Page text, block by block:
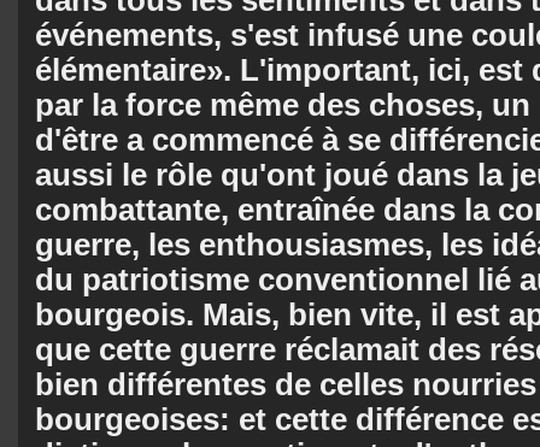
événements, s'est infusé une
élémentaire». L'important, ici, est
par la force même des choses,
d'être a commencé à se
aussi le rôle qu'ont joué dans la
combattante, entraînée dans la
guerre, les enthousiasmes, les
du patriotisme conventionnel lié
bourgeois. Mais, bien vite, il est
que cette guerre réclamait des
bien différentes de celles
bourgeoises: et cette différence